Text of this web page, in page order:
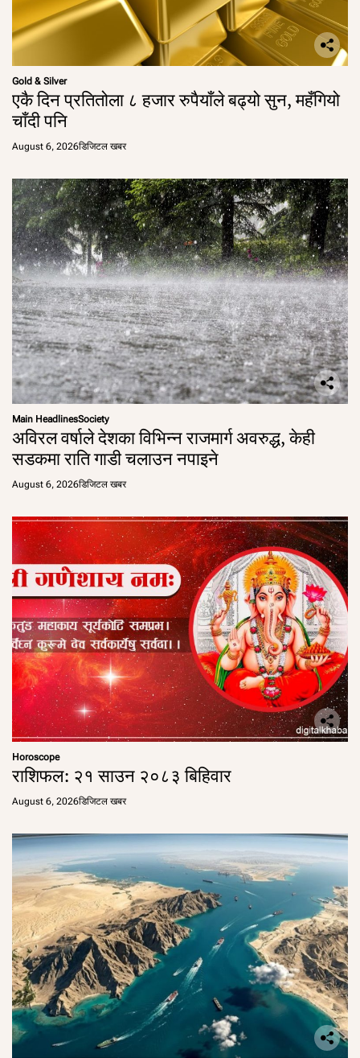
Gold & Silver
एकै दिन प्रतितोला ८ हजार रुपैयाँले बढ्यो सुन, महँगियो
चाँदी पनि
August 6, 2026डिजिटल खबर
Main HeadlinesSociety
अविरल वर्षाले देशका विभिन्न राजमार्ग अवरुद्ध, केही
सडकमा राति गाडी चलाउन नपाइने
August 6, 2026डिजिटल खबर
Horoscope
राशिफल: २१ साउन २०८३ बिहिवार
August 6, 2026डिजिटल खबर